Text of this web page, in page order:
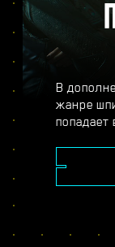
В
жанре
попадает